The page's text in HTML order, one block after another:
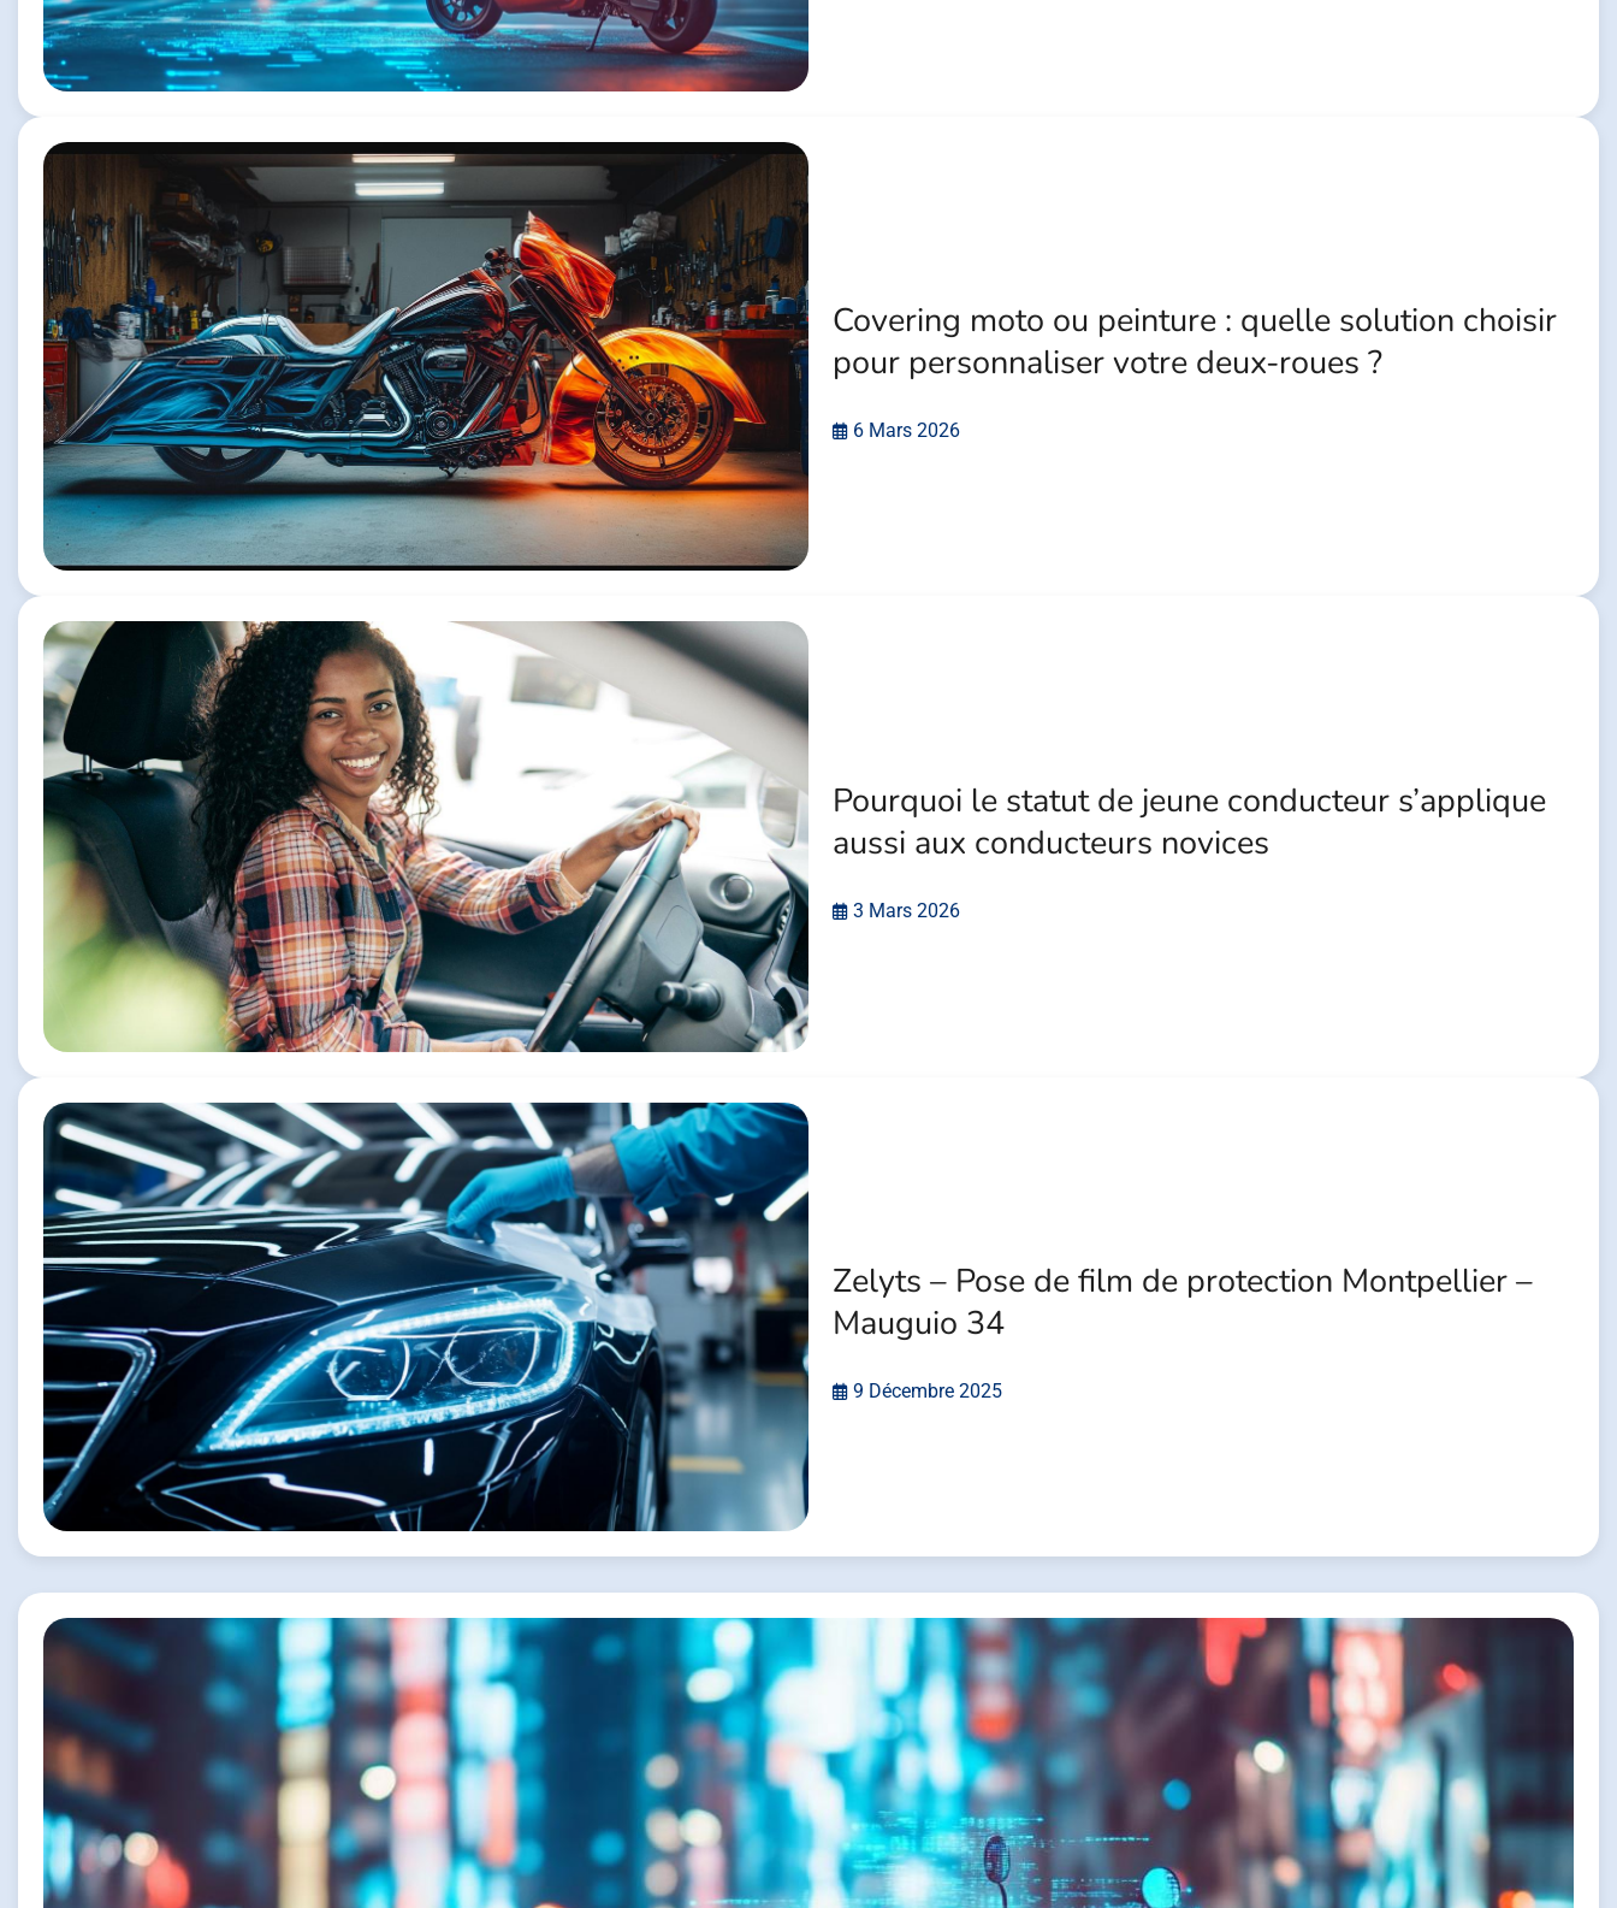
Covering moto ou peinture : quelle solution choisir
pour personnaliser votre deux-roues ?
6 Mars 2026
Pourquoi le statut de jeune conducteur s’applique
aussi aux conducteurs novices
3 Mars 2026
Zelyts – Pose de film de protection Montpellier –
Mauguio 34
9 Décembre 2025